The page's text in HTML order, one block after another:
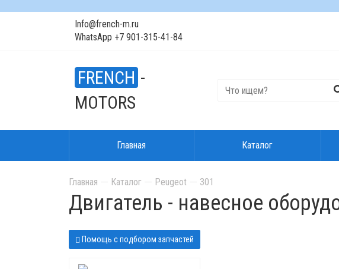
Info@french-m.ru
WhatsApp +7 901-315-41-84
FRENCH -
MOTORS
Главная Каталог
Главная Каталог Peugeot 301
Двигатель - навесное
Помощь с подбором запчастей